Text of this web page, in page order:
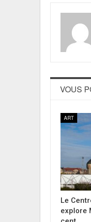
VOUS
ART
Le
explore